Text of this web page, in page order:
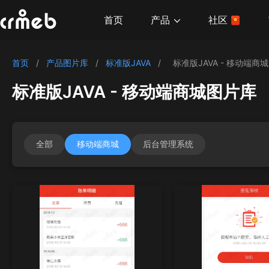
首页 产品 社区
首页 / 产品图片库 / 标准版JAVA / 标准版JAVA - 移动端商城
标准版JAVA - 移动端商城图片库
全部 移动端商城 后台管理系统